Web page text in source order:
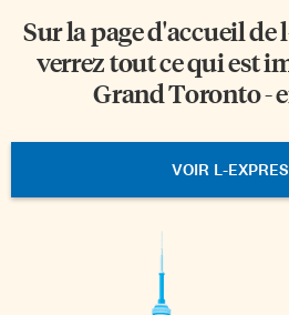
Sur la page d'accueil de
verrez tout ce qui est
Grand Toronto -
VOIR L-